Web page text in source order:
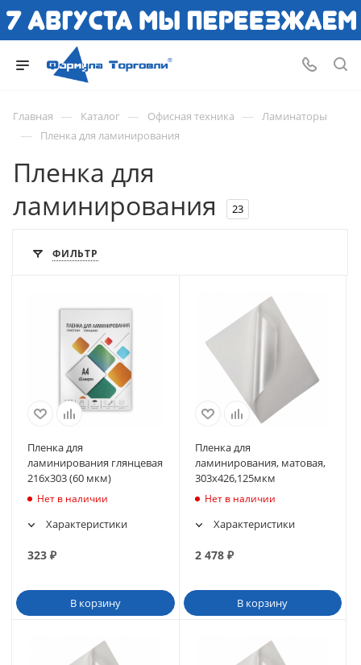
Главная — Каталог — Офисная техника — Ламинаторы
— Пленка для ламинирования
Пленка для
ламинирования
23
ФИЛЬТР
Пленка для
ламинирования глянцевая
216х303 (60 мкм)
Нет в наличии
Характеристики
323 ₽
В корзину
Пленка для
ламинирования, матовая,
303х426,125мкм
Нет в наличии
Характеристики
2 478₽
В корзину